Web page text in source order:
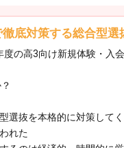
底対策する総合型選
度の高3向け新規体験・入
選抜を本格的に対策して
れた